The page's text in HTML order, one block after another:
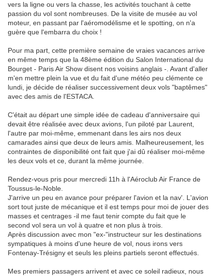
vers la ligne ou vers la chasse, les activités touchant à cette
passion du vol sont nombreuses. De la visite de musée au vol
moteur, en passant par l'aéromodélisme et le spotting, on n'a
guère que l'embarra du choix !
Pour ma part, cette première semaine de vraies vacances arrive
en même temps que la 48ème édition du Salon International du
Bourget - Paris Air Show disent nos voisins anglais -. Avant d'aller
m'en mettre plein la vue et du fait d'une météo peu clémente ce
lundi, je décide de réaliser successivement deux vols "baptêmes"
avec des amis de l'ESTACA.
C'était au départ une simple idée de cadeau d'anniversaire qui
devait être réalisée avec deux avions, l'un piloté par Laurent,
l'autre par moi-même, emmenant dans les airs nos deux
camarades ainsi que deux de leurs amis. Malheureusement, les
contraintes de disponibilité ont fait que j'ai dû réaliser moi-même
les deux vols et ce, durant la même journée.
Rendez-vous pris pour mercredi 11h à l'Aéroclub Air France de
Toussus-le-Noble.
J'arrive un peu en avance pour préparer l'avion et la nav'. L'avion
sort tout juste de mécanique et il est temps pour moi de jouer des
masses et centrages -il me faut tenir compte du fait que le
second vol sera un vol à quatre et non plus à trois.
Après discussion avec mon "ex-"instructeur sur les destinations
sympatiques à moins d'une heure de vol, nous irons vers
Fontenay-Trésigny et seuls les pleins partiels seront effectués.
Mes premiers passagers arrivent et avec ce soleil radieux, nous